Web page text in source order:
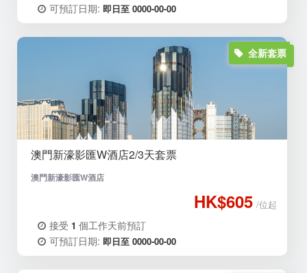
可預訂日期: 即日至 0000-00-00
澳門新濠影匯W酒店2/3天套票
澳門新濠影匯W酒店
全新套票
HK$605 /位起
接受 1 個工作天前預訂
可預訂日期: 即日至 0000-00-00